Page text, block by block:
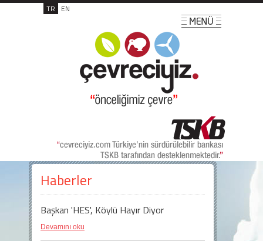
TR EN
Haberler
Başkan 'HES', Köylü Hayır Diyor
Devamını oku